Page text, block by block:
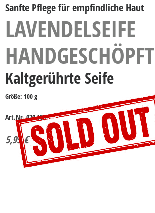
Sanfte Pflege für empfindliche Haut
LAVENDELSEIFE
HANDGESCHÖPFT
Kaltgerührte Seife
Größe: 100 g
Art.Nr. 020 103
5,95€